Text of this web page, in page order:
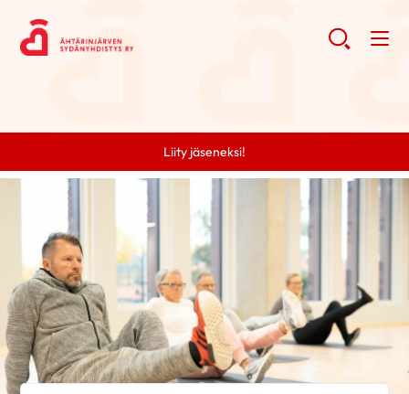
Liity jäseneksi!